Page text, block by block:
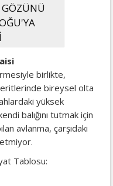
GÖZÜNÜ
birlikte,
bireysel olta
yüksek
balığını tutmak için
avlanma, çarşıdaki
Tablosu: